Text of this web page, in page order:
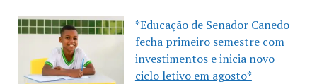
*Educação de Senador Canedo
fecha primeiro semestre com
investimentos e inicia novo
ciclo letivo em agosto*